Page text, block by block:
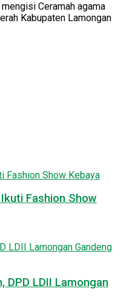
Ceramah agama
Kabupaten Lamongan
Fashion Show
DPD LDII Lamongan